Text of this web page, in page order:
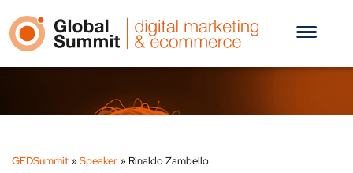
GEDSummit»Speaker» Rinaldo Zambello